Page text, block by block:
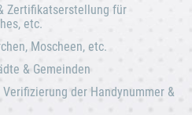
Zertifikatserstellung für
etc.
Moscheen, etc.
& Gemeinden
der Handynummer &